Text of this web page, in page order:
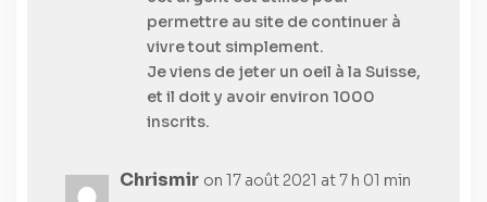
permettre au site de continuer à
vivre tout simplement.
Je viens de jeter un oeil à la Suisse,
et il doit y avoir environ 1000
inscrits.
Chrismir on 17 août 2021 at 7 h 01 min